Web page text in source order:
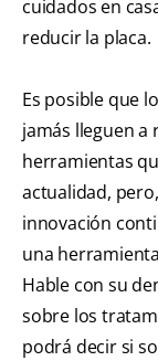
cuidados en
reducir la placa.
Es posible que
jamás lleguen
herramientas
actualidad,
innovación
una
Hable con su
sobre los
podrá decir si